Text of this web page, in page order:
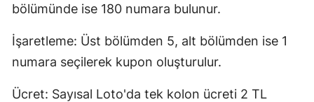
bölümünde ise 180 numara bulunur.
İşaretleme: Üst bölümden 5, alt bölümden ise 1
numara seçilerek kupon oluşturulur.
Ücret: Sayısal Loto'da tek kolon ücreti 2 TL